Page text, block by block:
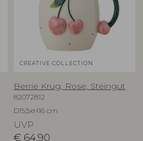
CREATIVE COLLECTION
Berrie Krug, Rose, Steingut
82072812
D15,5xH16 cm
UVP
€ 64,90